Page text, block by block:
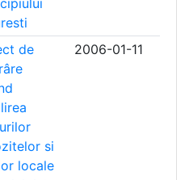
de
si
locale
2006-01-11